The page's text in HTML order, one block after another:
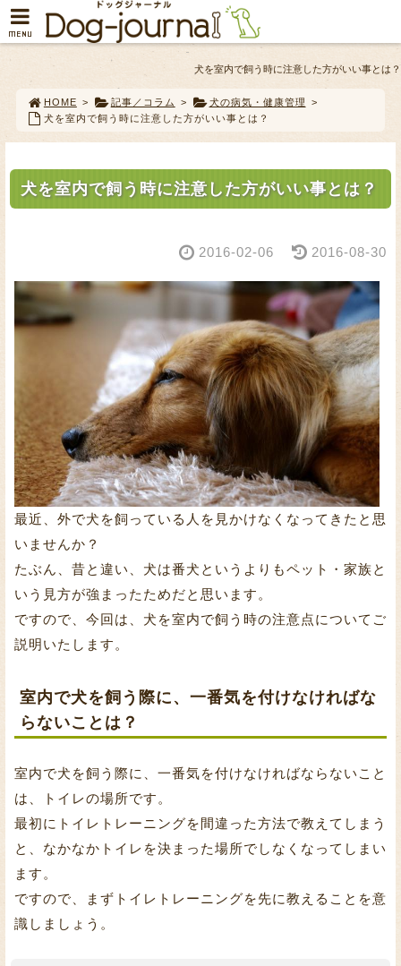
犬を室内で飼う時に注意した方がいい事とは？
HOME > 記事／コラム > 犬の病気・健康管理
>
犬を室内で飼う時に注意した方がいい事とは？
犬を室内で飼う時に注意した方がいい事とは？
2016-02-06 2016-08-30
最近、外で犬を飼っている人を見かけなくなってきたと思
いませんか？
たぶん、昔と違い、犬は番犬というよりもペット・家族と
いう見方が強まったためだと思います。
ですので、今回は、犬を室内で飼う時の注意点についてご
説明いたします。
室内で犬を飼う際に、一番気を付けなければな
らないことは？
室内で犬を飼う際に、一番気を付けなければならないこと
は、トイレの場所です。
最初にトイレトレーニングを間違った方法で教えてしまう
と、なかなかトイレを決まった場所でしなくなってしまい
ます。
ですので、まずトイレトレーニングを先に教えることを意
識しましょう。
MENU